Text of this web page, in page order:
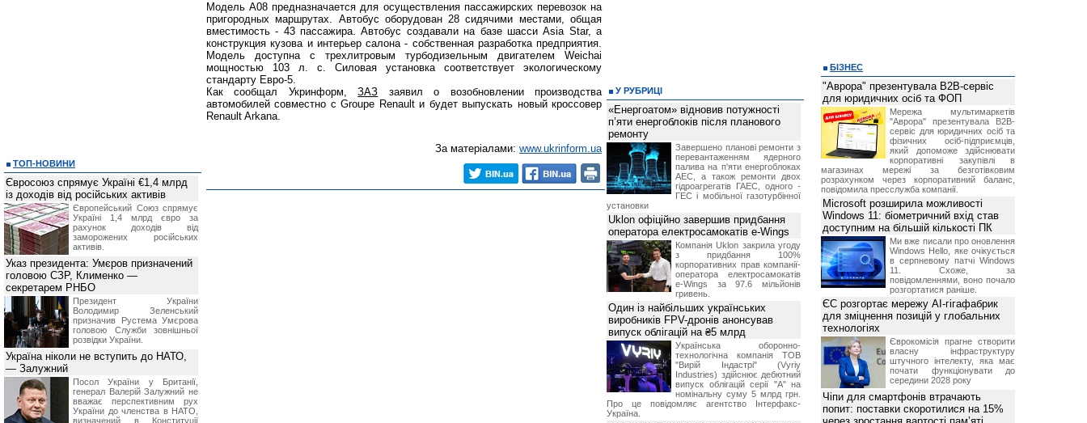
Модель А08 предназначается для осуществления пассажирских перевозок на
пригородных маршрутах. Автобус оборудован 28 сидячими местами, общая
вместимость - 43 пассажира. Автобус создавали на базе шасси Asia Star, а
конструкция кузова и интерьер салона - собственная разработка предприятия.
Модель доступна с трехлитровым турбодизельным двигателем Weichai
мощностью 103 л. с. Силовая установка соответствует экологическому
стандарту Евро-5.
Как сообщал Укринформ,ЗАЗ заявил о возобновлении производства
автомобилей совместно с Groupe Renault и будет выпускать новый кроссовер
Renault Arkana.
За матеріалами: www.ukrinform.ua
ТОП-НОВИНИ
Євросоюз спрямує Україні €1,4 млрд
із доходів від російських активів
Європейський Союз спрямує
Україні 1,4 млрд євро за
рахунок доходів від
заморожених російських
активів.
Указ президента: Умєров призначений
головою СЗР, Клименко —
секретарем РНБО
Президент України
Володимир Зеленський
призначив Pустема Умєрова
головою Служби зовнішньої
розвідки України.
Україна ніколи не вступить до НАТО,
— Залужний
Посол України у Британії,
генерал Валерій Залужний не
вважає перспективним рух
України до членства в НАТО,
визначений в Конституції
У РУБРИЦІ
«Енергоатом» відновив потужності
п’яти енергоблоків після планового
ремонту
Завершено планові ремонти з
перевантаженням ядерного
палива на п'яти енергоблоках
АЕС, а також ремонти двох
гідроагрегатів ГАЕС, одного -
ГЕС і мобільної газотурбінної
установки
Uklon офіційно завершив придбання
оператора електросамокатів e-Wings
Компанія Uklon закрила угоду
з придбання 100%
корпоративних прав компанії-
оператора електросамокатів
e-Wings за 97.6 мільйонів
гривень.
Один із найбільших українських
виробників FPV-дронів анонсував
випуск облігацій на ₴5 млрд
Українська оборонно-
технологічна компанія ТОВ
"Вирій Індастрі" (Vyriy
Industries) здійснює дебютний
випуск облігацій серії "А" на
номінальну суму 5 млрд грн.
Про це повідомляє агентство Інтерфакс-
Україна.
БІЗНЕС
"Аврора" презентувала B2B-сервіс
для юридичних осіб та ФОП
Мережа мультимаркетів
"Аврора" презентувала B2B-
сервіс для юридичних осіб та
фізичних осіб-підприємців,
який допоможе здійснювати
корпоративні закупівлі в
магазинах мережі за безготівковим
розрахунком через корпоративний баланс,
повідомила пресслужба компанії.
Microsoft розширила можливості
Windows 11: біометричний вхід став
доступним на більшій кількості ПК
Ми вже писали про оновлення
Windows Hello, яке очікується
в серпневому патчі Windows
11. Схоже, за
повідомленнями, воно почало
розгортатися раніше.
ЄС розгортає мережу AI-гігафабрик
для зміцнення позицій у глобальних
технологіях
Єврокомісія прагне створити
власну інфраструктуру
штучного інтелекту, яка має
почати функціонувати до
середини 2028 року
Чіпи для смартфонів втрачають
попит: поставки скоротилися на 15%